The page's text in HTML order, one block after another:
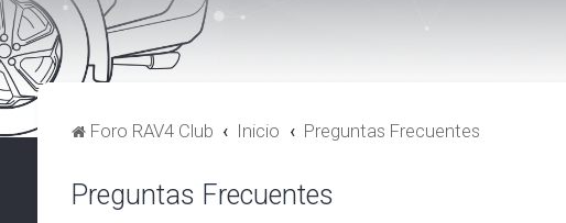
Foro RAV4 Club Inicio Preguntas Frecuentes
Preguntas Frecuentes